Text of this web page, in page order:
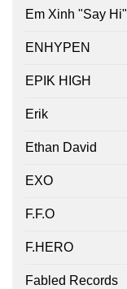
Em Xinh "Say Hi"
ENHYPEN
EPIK HIGH
Erik
Ethan David
EXO
F.F.O
F.HERO
Fabled Records